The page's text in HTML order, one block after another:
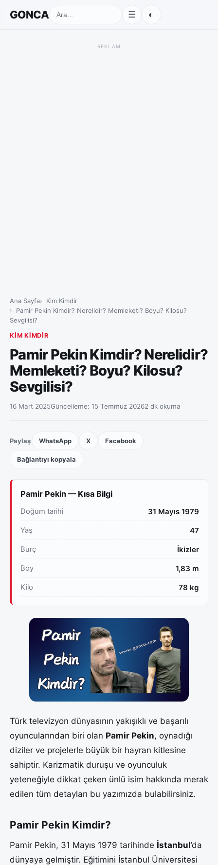
GONCA ☰ ◐
REKLAM
Ana Sayfa
Kim Kimdir
Pamir Pekin Kimdir? Nerelidir? Memleketi? Boyu? Kilosu?
Sevgilisi?
KIM KIMDIR
Pamir Pekin Kimdir? Nerelidir?
Memleketi? Boyu? Kilosu?
Sevgilisi?
16 Mart 2025Güncelleme: 15 Temmuz 20262 dk okuma
Paylaş WhatsApp X Facebook
Bağlantıyı kopyala
Pamir Pekin — Kısa Bilgi
Doğum tarihi 31 Mayıs 1979
Yaş 47
Burç İkizler
Boy 1,83 m
Kilo 78 kg
Türk televizyon dünyasının yakışıklı ve başarılı
oyuncularından biri olan Pamir Pekin, oynadığı
diziler ve projelerle büyük bir hayran kitlesine
sahiptir. Karizmatik duruşu ve oyunculuk
yeteneğiyle dikkat çeken ünlü isim hakkında merak
edilen tüm detayları bu yazımızda bulabilirsiniz.
Pamir Pekin Kimdir?
Pamir Pekin, 31 Mayıs 1979 tarihinde İstanbul’da
dünyaya gelmiştir. Eğitimini İstanbul Üniversitesi